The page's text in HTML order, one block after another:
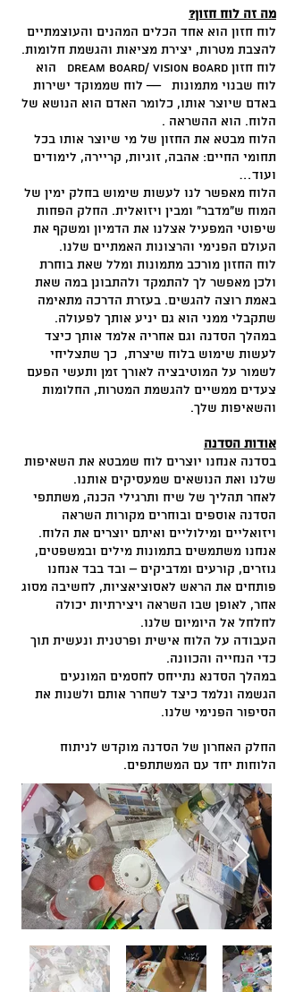
מה זה לוח חזון?
לוח חזון הוא אחד הכלים המהנים והעוצמתיים
להצבת מטרות, יצירת מציאות והגשמת חלומות.
לוח חזון Dream board/ Vision Board הוא
לוח שבנוי מתמונות –– לוח שממוקד ישירות
באדם שיוצר אותו, כלומר האדם הוא הנושא של
הלוח. הוא ההשראה .
הלוח מבטא את החזון של מי שיוצר אותו בכל
תחומי החיים: אהבה, זוגיות, קריירה, לימודים
ועוד…
הלוח מאפשר לנו לעשות שימוש בחלק ימין של
המוח ש"מדבר" ומבין ויזואלית. החלק הפחות
שיפוטי המפעיל אצלנו את הדמיון ומשקף את
העולם הפנימי והרצונות האמתיים שלנו.
לוח החזון מורכב מתמונות ומלל שאת בוחרת
ולכן מאפשר לך להתמקד ולהתבונן במה שאת
באמת רוצה להגשים. בעזרת הדרכה מתאימה
שתקבלי ממני הוא גם יניע אותך לפעולה.
במהלך הסדנה וגם אחריה אלמד אותך כיצד
לעשות שימוש בלוח שיצרת, כך שתצליחי
לשמור על המוטיבציה לאורך זמן ותעשי הפעם
צעדים ממשיים להגשמת המטרות, החלומות
והשאיפות שלך.
אודות הסדנה
בסדנה אנחנו יוצרים לוח שמבטא את השאיפות
שלנו ואת הנושאים שמעסיקים אותנו.
לאחר תהליך של שיח ותרגילי הכנה, משתתפי
הסדנה אוספים ובוחרים מקורות השראה
ויזואליים ומילוליים ואיתם יוצרים את הלוח.
אנחנו משתמשים בתמונות מילים ובמשפטים,
גוזרים, קורעים ומדביקים – ובד בבד אנחנו
פותחים את הראש לאסוציאציות, לחשיבה מסוג
אחר, לאופן שבו השראה ויצירתיות יכולה
לחלחל אל היומיום שלנו.
העבודה על הלוח אישית ופרטנית ונעשית תוך
כדי הנחייה והכוונה.
במהלך הסדנא נתייחס לחסמים המונעים
הגשמה ונלמד כיצד לשחרר אותם ולשנות את
הסיפור הפנימי שלנו.
החלק האחרון של הסדנה מוקדש לניתוח
הלוחות יחד עם המשתתפים.